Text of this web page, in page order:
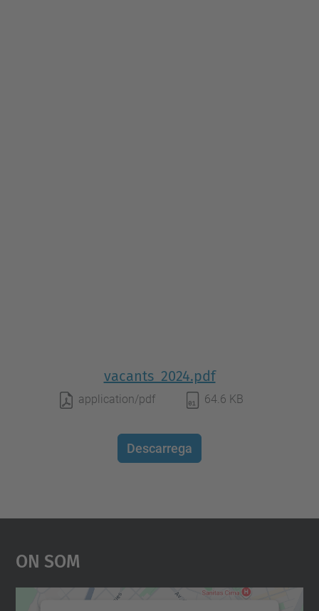
vacants_2024.pdf
application/pdf 64.6 KB
Descarrega
On Som